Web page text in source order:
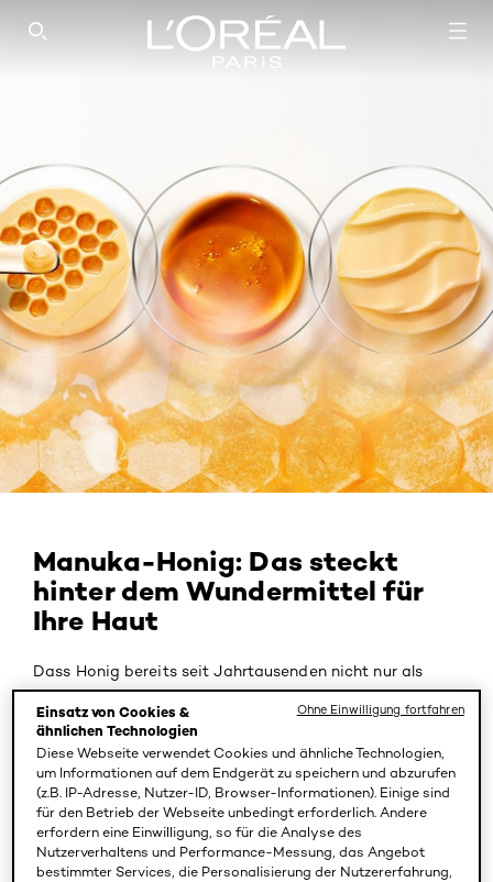
SEARCH THIS SITE
Manuka-Honig: Das steckt
hinter dem Wundermittel für
Ihre Haut
Dass Honig bereits seit Jahrtausenden nicht nur als
Süßungs-, sondern auch als Heilmittel verwendet wird,
dürfte Ihnen bekannt sein. Seit einiger Zeit erobert
allerdings eine besondere Honigsorte aus Neuseeland
die Beauty-Welt: der Manuka-Honig. Was ihn von
gewöhnlichem Honig unterscheidet, wieso er als echte
Wunderwaffe gilt und welche Wirkungen er auf Ihre
Haut hat, lesen Sie in den folgenden Abschnitten.
Einsatz von Cookies &
ähnlichen Technologien
Diese Webseite verwendet Cookies und ähnliche Technologien,
um Informationen auf dem Endgerät zu speichern und abzurufen
(z.B. IP-Adresse, Nutzer-ID, Browser-Informationen). Einige sind
für den Betrieb der Webseite unbedingt erforderlich. Andere
erfordern eine Einwilligung, so für die Analyse des
Nutzerverhaltens und Performance-Messung, das Angebot
bestimmter Services, die Personalisierung der Nutzererfahrung,
Ohne Einwilligung fortfahren